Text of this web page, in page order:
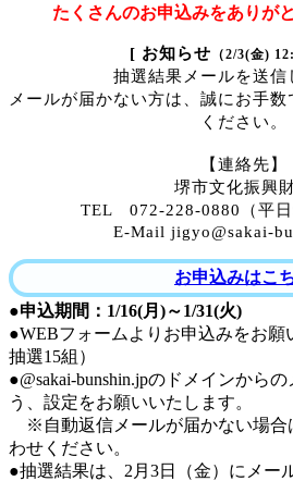
たくさんのお申込みをありが
[ お知らせ （2/3(金)
抽選結果メールを送信
メールが届かない方は、誠にお手
ください。
【連絡先】
堺市文化振興
TEL
072-228-0880 （平日
E-Mail jigyo@sakai-
お申込みはこ
●申込期間：1/16(月)～1/31(火)
●WEBフォームよりお申込みをお願
抽選15組）
●@sakai-bunshin.jpのドメインから
う、設定をお願いいたします。
※自動返信メールが届かない場合
わせください。
●抽選結果は、2月3日（金）にメー